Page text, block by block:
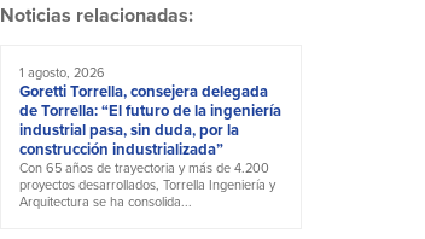
Noticias relacionadas:
1 agosto, 2026
Goretti Torrella, consejera delegada
de Torrella: “El futuro de la ingeniería
industrial pasa, sin duda, por la
construcción industrializada”
Con 65 años de trayectoria y más de 4.200
proyectos desarrollados, Torrella Ingeniería y
Arquitectura se ha consolida...